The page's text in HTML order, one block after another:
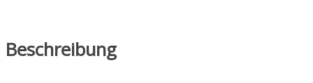
Beschreibung